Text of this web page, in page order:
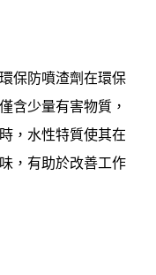
保防噴渣劑在環保
含少量有害物質，
，水性特質使其在
，有助於改善工作